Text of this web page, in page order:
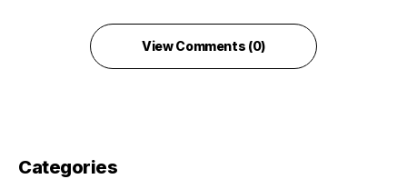
View Comments (0)
Categories